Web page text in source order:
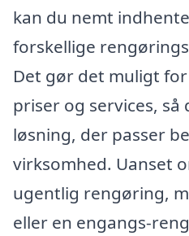
kan du nemt
forskellige
Det gør det muligt
priser og services,
løsning, der passer
virksomhed. Uanset
ugentlig rengøring,
eller en engangs-